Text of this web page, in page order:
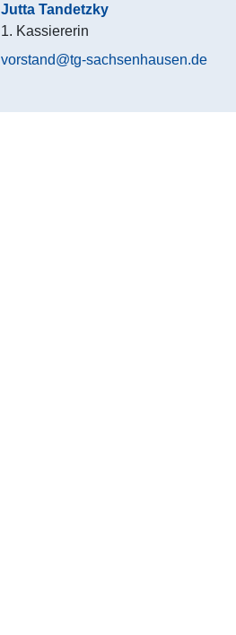
Jutta Tandetzky
1. Kassiererin
vorstand@tg-sachsenhausen.de